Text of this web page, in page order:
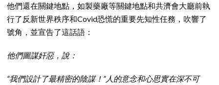
他們還在關鍵地點，如製藥廠等關鍵地點和共濟會大廳前執
行了反新世界秩序和Covid恐慌的重要先知性任務，吹響了
號角，並宣告了這話語：
他們圖謀奸惡，說：
“我們設計了最精密的陰謀！”人的意念和心思實在深不可